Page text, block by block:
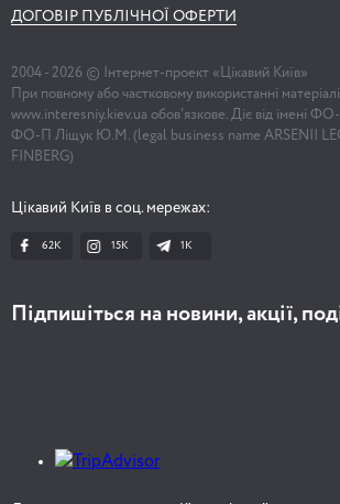
ДОГОВІР ПУБЛІЧНОЇ ОФЕРТИ
2004 - 2026 © Інтернет-проект «Цікавий Київ»
При повному або частковому використанні
www.interesniy.kiev.ua обов'язкове. Діє від імені
ФО-П Ліщук Ю.М. (legal business name ARSENII
FINBERG)
Цікавий Київ в соц. мережах:
62K 15K 1К
Підпишіться на новини, акції,